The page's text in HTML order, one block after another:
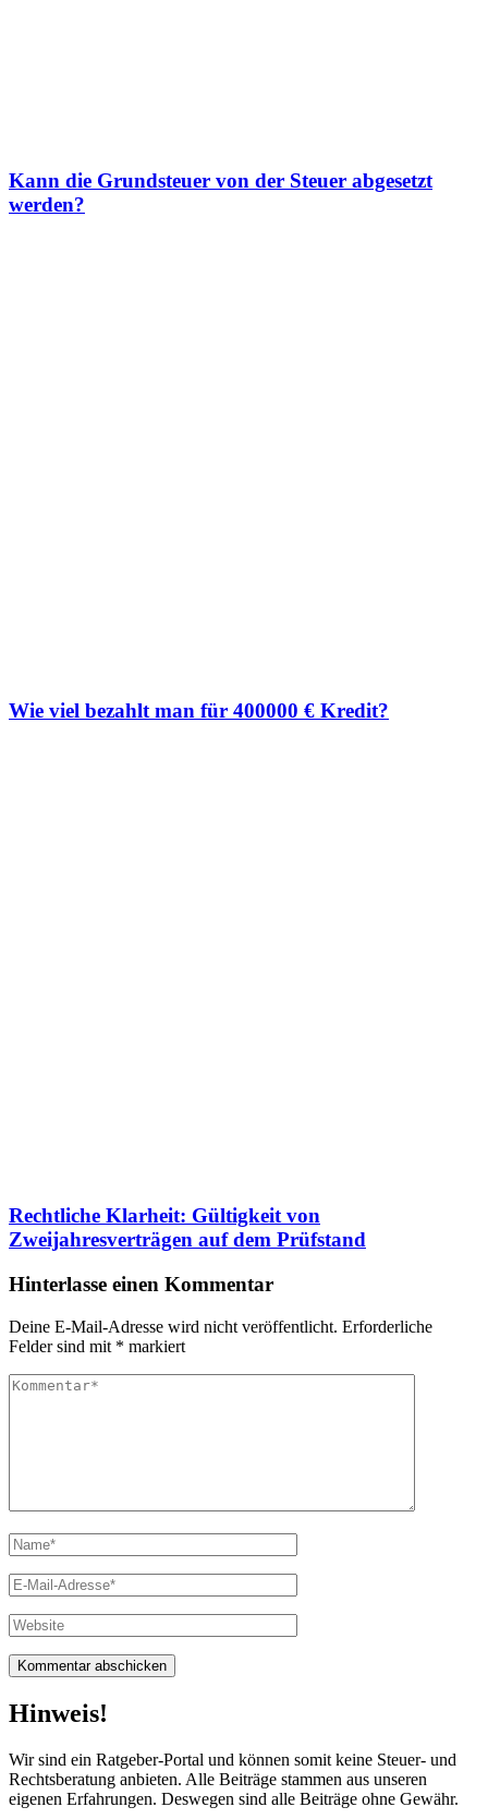
Kann die Grundsteuer von der Steuer abgesetzt
werden?
Wie viel bezahlt man für 400000 € Kredit?
Rechtliche Klarheit: Gültigkeit von
Zweijahresverträgen auf dem Prüfstand
Hinterlasse einen Kommentar
Deine E-Mail-Adresse wird nicht veröffentlicht. Erforderliche
Felder sind mit * markiert
Kommentar
Vollständiger
Name
E-
Mail
Website
Hinweis!
Wir sind ein Ratgeber-Portal und können somit keine Steuer- und
Rechtsberatung anbieten. Alle Beiträge stammen aus unseren
eigenen Erfahrungen. Deswegen sind alle Beiträge ohne Gewähr.